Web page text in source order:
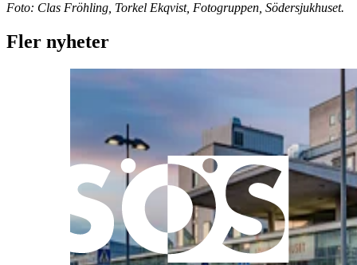
Foto: Clas Fröhling, Torkel Ekqvist, Fotogruppen, Södersjukhuset.
Fler nyheter